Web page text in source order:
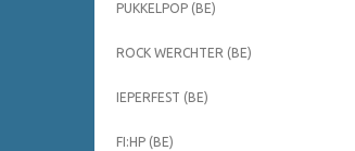
PUKKELPOP (BE)
ROCK WERCHTER (BE)
IEPERFEST (BE)
FI:HP (BE)